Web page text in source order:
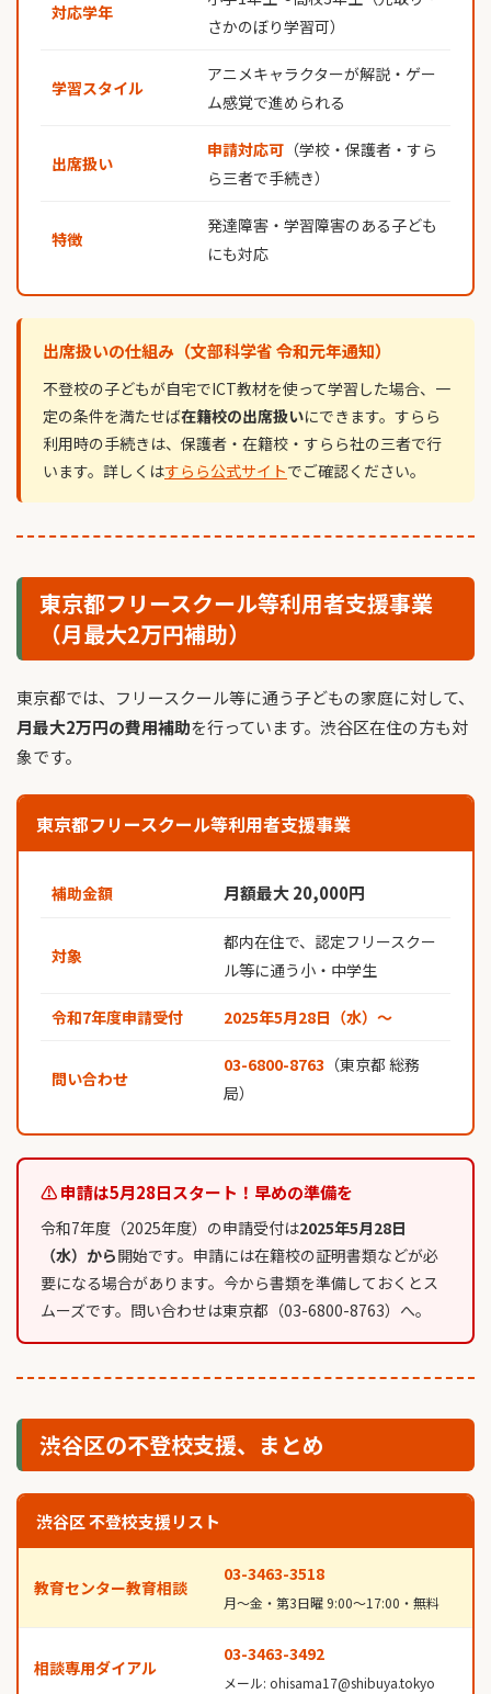
対応学年
さかのぼり学習可）
学習スタイル
アニメキャラクターが解説・ゲー
ム感覚で進められる
出席扱い
申請対応可 （学校・保護者・すら
ら三者で手続き）
特徴
発達障害・学習障害のある子ども
にも対応
出席扱いの仕組み（文部科学省 令和元年通知）
不登校の子どもが自宅でICT教材を使って学習した場合、一
定の条件を満たせば在籍校の出席扱いにできます。すらら
利用時の手続きは、保護者・在籍校・すらら社の三者で行
います。詳しくはすらら公式サイトでご確認ください。
東京都フリースクール等利用者支援事業
（月最大2万円補助）
東京都では、フリースクール等に通う子どもの家庭に対して、
月最大2万円の費用補助を行っています。渋谷区在住の方も対
象です。
東京都フリースクール等利用者支援事業
補助金額 月額最大 20,000円
対象
都内在住で、認定フリースクー
ル等に通う小・中学生
令和7年度申請受付 2025年5月28日（水）〜
問い合わせ
03-6800-8763 （東京都 総務
局）
⚠ 申請は5月28日スタート！早めの準備を
令和7年度（2025年度）の申請受付は2025年5月28日
（水）から開始です。申請には在籍校の証明書類などが必
要になる場合があります。今から書類を準備しておくとス
ムーズです。問い合わせは東京都（03-6800-8763）へ。
渋谷区の不登校支援、まとめ
渋谷区 不登校支援リスト
教育センター教育相談
03-3463-3518
月〜金・第3日曜 9:00〜17:00・無料
相談専用ダイアル
03-3463-3492
メール: ohisama17@shibuya.tokyo